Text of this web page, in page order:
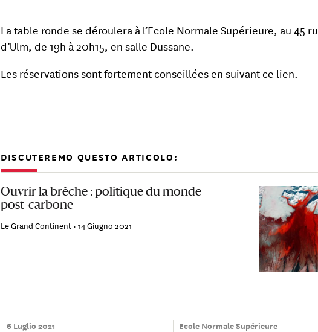
La table ronde se déroulera à l’Ecole Normale Supérieure, au 45
d’Ulm, de 19h à 20h15, en salle Dussane.
Les réservations sont fortement conseilléesen suivant ce lien.
DISCUTEREMO QUESTO ARTICOLO:
Ouvrir la brèche : politique du monde
post-carbone
Le Grand Continent •14 Giugno 2021
6 Luglio 2021
Ecole Normale Supérieure